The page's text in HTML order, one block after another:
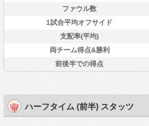
ファウル数
1試合平均オフサイド
支配率(平均)
両チーム得点&勝利
前後半での得点
ハーフタイム (前半) スタッツ